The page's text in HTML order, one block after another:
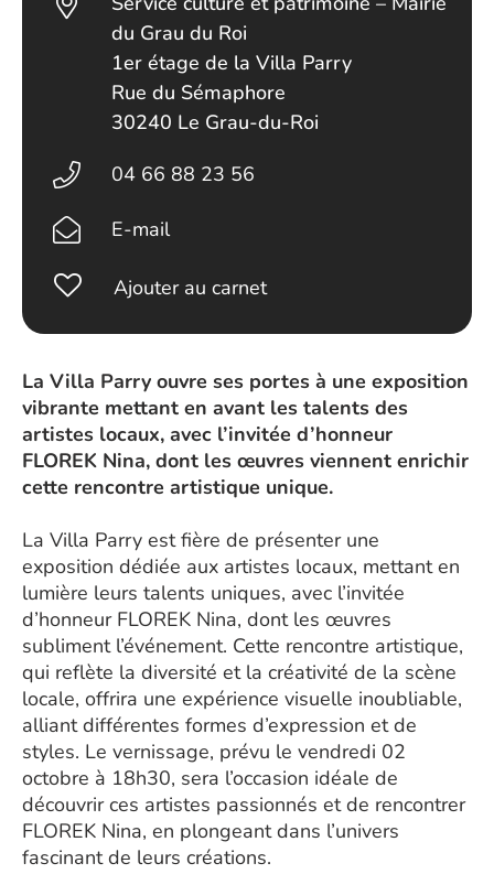
La Villa Parry ouvre ses portes à une exposition
vibrante mettant en avant les talents des
artistes locaux, avec l’invitée d’honneur
FLOREK Nina, dont les œuvres viennent enrichir
cette rencontre artistique unique.
La Villa Parry est fière de présenter une
exposition dédiée aux artistes locaux, mettant en
lumière leurs talents uniques, avec l’invitée
d’honneur FLOREK Nina, dont les œuvres
subliment l’événement. Cette rencontre artistique,
qui reflète la diversité et la créativité de la scène
locale, offrira une expérience visuelle inoubliable,
alliant différentes formes d’expression et de
styles. Le vernissage, prévu le vendredi 02
octobre à 18h30, sera l’occasion idéale de
découvrir ces artistes passionnés et de rencontrer
FLOREK Nina, en plongeant dans l’univers
fascinant de leurs créations.
du Grau du Roi
1er étage de la Villa Parry
Rue du Sémaphore
30240 Le Grau-du-Roi
04 66 88 23 56
E-mail
Ajouter au carnet